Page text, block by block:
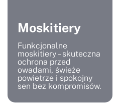
Moskitiery
Funkcjonalne
moskitiery – skuteczna
ochrona przed
owadami, świeże
powietrze i spokojny
sen bez kompromisów.